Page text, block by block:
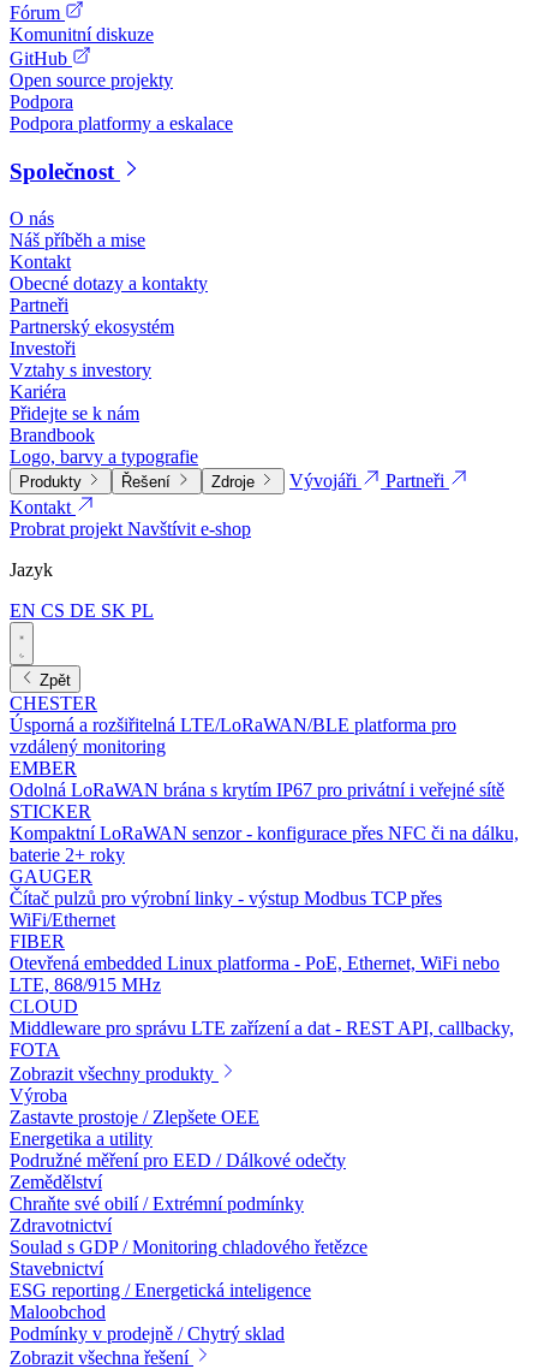
Fórum
Komunitní diskuze
GitHub
Open source projekty
Podpora
Podpora platformy a eskalace
Společnost
O nás
Náš příběh a mise
Kontakt
Obecné dotazy a kontakty
Partneři
Partnerský ekosystém
Investoři
Vztahy s investory
Kariéra
Přidejte se k nám
Brandbook
Logo, barvy a typografie
Produkty Řešení Zdroje Vývojáři
Partneři
Kontakt
Probrat projektNavštívit e-shop
Jazyk
EN CS DE SK PL
Zpět
CHESTER
Úsporná a rozšiřitelná LTE/LoRaWAN/BLE platforma pro
vzdálený monitoring
EMBER
Odolná LoRaWAN brána s krytím IP67 pro privátní i veřejné sítě
STICKER
Kompaktní LoRaWAN senzor - konfigurace přes NFC či na dálku,
baterie 2+ roky
GAUGER
Čítač pulzů pro výrobní linky - výstup Modbus TCP přes
WiFi/Ethernet
FIBER
Otevřená embedded Linux platforma - PoE, Ethernet, WiFi nebo
LTE, 868/915 MHz
CLOUD
Middleware pro správu LTE zařízení a dat - REST API, callbacky,
FOTA
Zobrazit všechny produkty
Výroba
Zastavte prostoje / Zlepšete OEE
Energetika a utility
Podružné měření pro EED / Dálkové odečty
Zemědělství
Chraňte své obilí / Extrémní podmínky
Zdravotnictví
Soulad s GDP / Monitoring chladového řetězce
Stavebnictví
ESG reporting / Energetická inteligence
Maloobchod
Podmínky v prodejně / Chytrý sklad
Zobrazit všechna řešení